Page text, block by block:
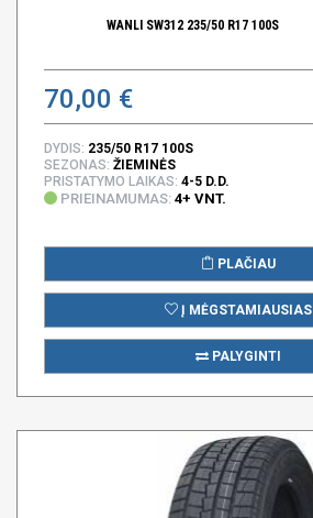
WANLI SW312 235/50 R17 100S
70,00 €
DYDIS: 235/50 R17 100S
SEZONAS: ŽIEMINĖS
PRISTATYMO LAIKAS: 4-5 D.D.
PRIEINAMUMAS: 4+ VNT.
PLAČIAU
Į MĖGSTAMIAUSIAS
PALYGINTI